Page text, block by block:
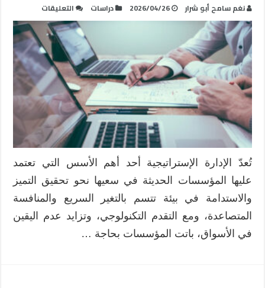
نغم سامح أبو شرار 2026/04/26 دراسات التعليقات
الإدارة
مدخل
معاصر
لتحقيق
التميز
المؤسسي
مغلقة
تُعدّ الإدارة الإستراتيجية أحد أهم الأسس التي تعتمد
عليها المؤسسات الحديثة في سعيها نحو تحقيق التميز
والاستدامة في بيئة تتسم بالتغير السريع والمنافسة
المتصاعدة، ومع التقدم التكنولوجي، وتزايد عدم اليقين
في الأسواق، باتت المؤسسات بحاجة …